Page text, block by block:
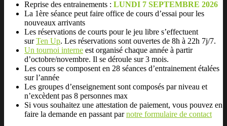
Reprise des entrainements : LUNDI 7 SEPTEMBRE 2026
La 1ère séance peut faire office de cours d’essai pour les
nouveaux arrivants
Les réservations de courts pour le jeu libre s’effectuent
surTen Up. Les réservations sont ouvertes de 8h à 22h 7j/7.
Un tournoi interne est organisé chaque année à partir
d’octobre/novembre. Il se déroule sur 3 mois.
Les cours se composent en 28 séances d’entrainement étalées
sur l’année
Les groupes d’enseignement sont composés par niveau et
n’excèdent pas 8 personnes max
Si vous souhaitez une attestation de paiement, vous pouvez en
faire la demande en passant parnotre formulaire de contact